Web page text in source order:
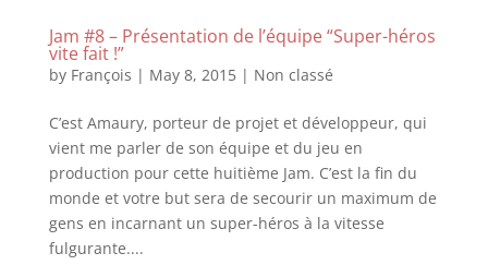
Jam #8 – Présentation de l’équipe “Super-héros
vite fait !”
by François | May 8, 2015| Non classé
C’est Amaury, porteur de projet et développeur, qui
vient me parler de son équipe et du jeu en
production pour cette huitième Jam. C’est la fin du
monde et votre but sera de secourir un maximum de
gens en incarnant un super-héros à la vitesse
fulgurante....